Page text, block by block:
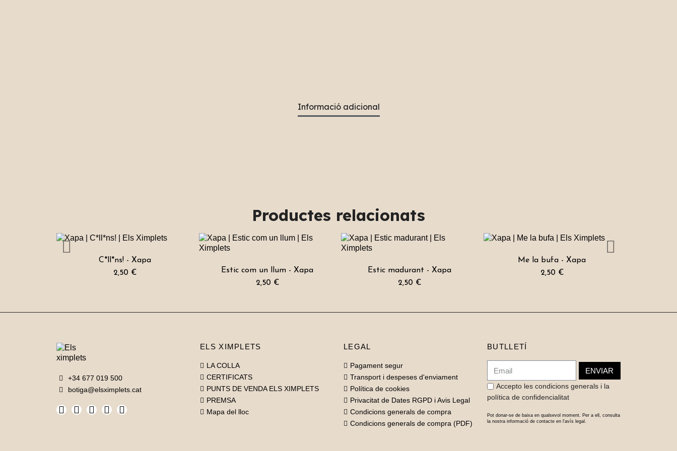
Informació adicional
Productes relacionats
C*ll*ns! - Xapa
2,50 € Estic com un llum - Xapa
2,50 €
Estic madurant - Xapa
2,50 €
Me la bufa - Xapa
2,50 €
+34 677 019 500
botiga@elsximplets.cat
ELS XIMPLETS
LA COLLA
CERTIFICATS
PUNTS DE VENDA ELS XIMPLETS
PREMSA
Mapa del lloc
LEGAL
Pagament segur
Transport i despeses d'enviament
Política de cookies
Privacitat de Dates RGPD i Avis Legal
Condicions generals de compra
Condicions generals de compra (PDF)
BUTLLETÍ
ENVIAR
Accepto les condicions generals i la
política de confidencialitat
Pot donar-se de baixa en qualsevol moment. Per a ell, consulta
la nostra informació de contacte en l'avís legal.